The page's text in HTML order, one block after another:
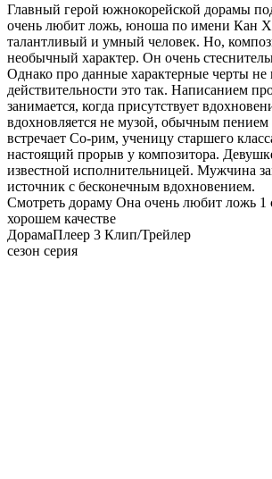
Главный герой южнокорейской дорамы
очень любит ложь, юноша по имени Кан
талантливый и умный человек. Но,
необычный характер. Он очень
Однако про данные характерные черты не
действительности это так. Написанием
занимается, когда присутствует
вдохновляется не музой, обычным
встречает Со-рим, ученицу старшего
настоящий прорыв у композитора.
известной исполнительницей. Мужчина
источник с бесконечным вдохновением.
Смотреть дораму Она очень любит ложь 1
хорошем качестве
ДорамаПлеер 3 Клип/Трейлер
сезон серия